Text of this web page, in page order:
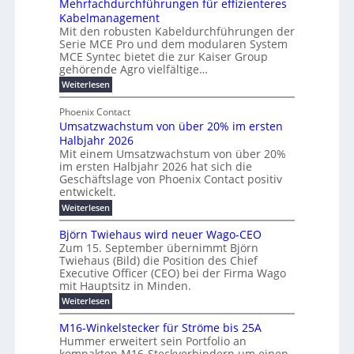
e
r
u
n
g
b
r
a
u
c
h
t
m
e
r
T
e
m
p
o
u
n
u
m
E
n
e
r
g
u
b
f
ü
r
m
o
d
e
r
n
e
E
e
r
t
w
i
c
k
e
l
e
N
H
-
S
i
c
h
e
r
u
n
g
s
l
a
s
e
k
o
r
d
b
e
e
i
l
i
g
u
n
g
b
e
i
m
2
0
2
6
E
Mehrfachdurchführungen für effizienteres
Kabelmanagement
Mit den robusten Kabeldurchführungen der
Serie MCE Pro und dem modularen System
MCE Syntec bietet die zur Kaiser Group
gehörende Agro vielfältige…
Weiterlesen:
M
h
r
f
a
c
h
d
u
r
c
f
ü
h
u
n
g
e
n
f
ü
Phoenix Contact
Umsatzwachstum von über 20% im ersten
Halbjahr 2026
Mit einem Umsatzwachstum von über 20%
im ersten Halbjahr 2026 hat sich die
Geschäftslage von Phoenix Contact positiv
entwickelt.
Weiterlesen:
U
m
s
a
t
w
a
c
h
s
t
u
Björn Twiehaus wird neuer Wago-CEO
Zum 15. September übernimmt Björn
Twiehaus (Bild) die Position des Chief
Executive Officer (CEO) bei der Firma Wago
mit Hauptsitz in Minden.
Weiterlesen:
B
j
ö
r
M16-Winkelstecker für Ströme bis 25A
Hummer erweitert sein Portfolio an